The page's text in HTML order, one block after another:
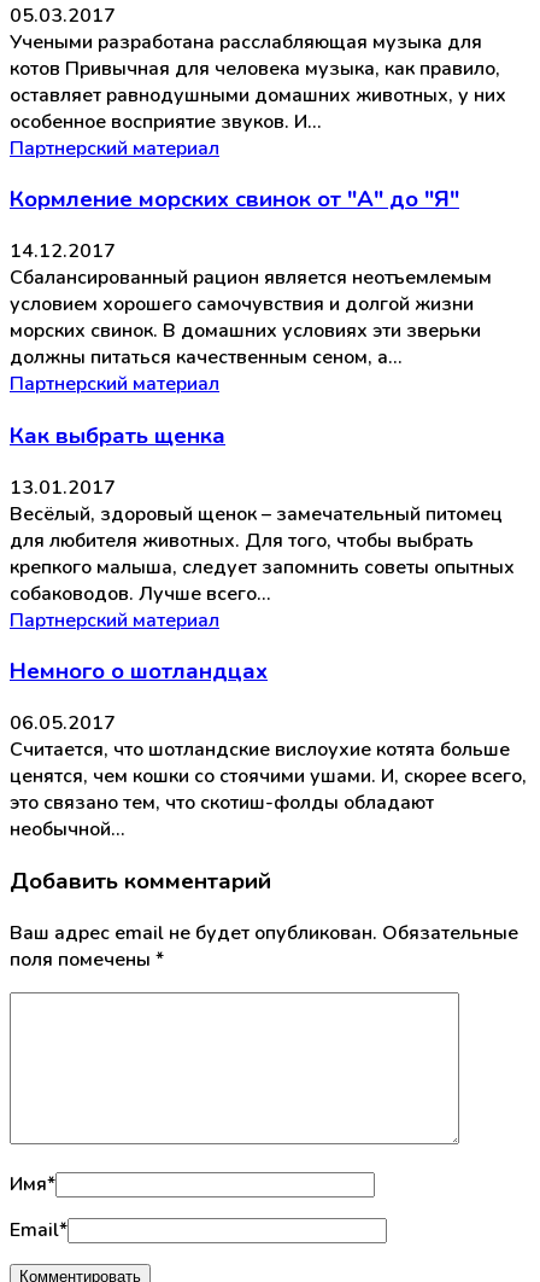
05.03.2017
Учеными разработана расслабляющая музыка для
котов Привычная для человека музыка, как правило,
оставляет равнодушными домашних животных, у них
особенное восприятие звуков. И…
Партнерский материал
Кормление морских свинок от "А" до "Я"
14.12.2017
Сбалансированный рацион является неотъемлемым
условием хорошего самочувствия и долгой жизни
морских свинок. В домашних условиях эти зверьки
должны питаться качественным сеном, а…
Партнерский материал
Как выбрать щенка
13.01.2017
Весёлый, здоровый щенок – замечательный питомец
для любителя животных. Для того, чтобы выбрать
крепкого малыша, следует запомнить советы опытных
собаководов. Лучше всего…
Партнерский материал
Немного о шотландцах
06.05.2017
Считается, что шотландские вислоухие котята больше
ценятся, чем кошки со стоячими ушами. И, скорее всего,
это связано тем, что скотиш-фолды обладают
необычной…
Добавить комментарий
Ваш адрес email не будет опубликован. Обязательные
поля помечены *
Имя*
Email*